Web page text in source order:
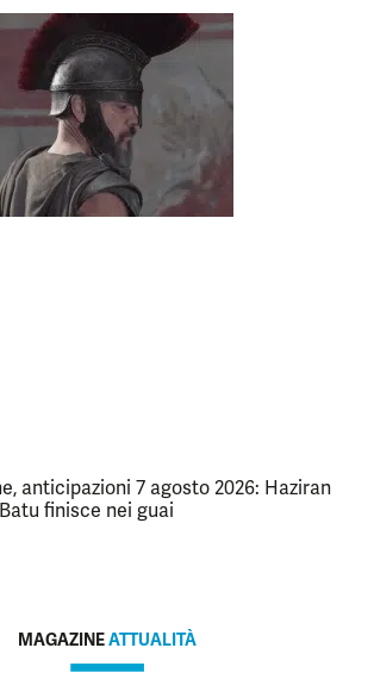
anticipazioni 7 agosto 2026: Haziran
finisce nei guai
MAGAZINEATTUALITÀ